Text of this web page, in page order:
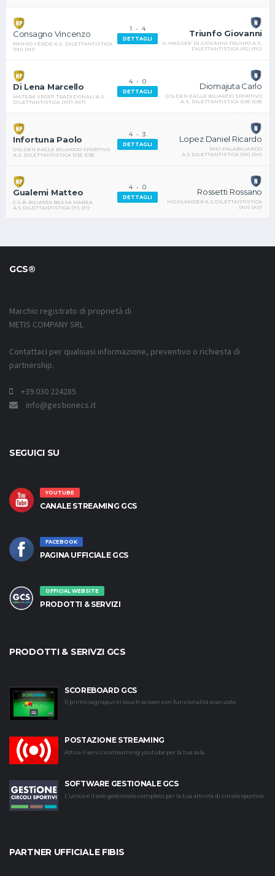
Consagno Vincenzo
PANNO VERDE A.S. DILETTANTISTICA
(MI) (MI)
1 - 4
DETTAGLI
Triunfo Giovanni
IL MASSEE' DI GIOVANNI TRUNFO A.S.
DILETTANTISTICA (FG) (FG)
Di Lena Marcello
MATERA SPORT TRADIZIONALI A.S.
DILETTANTISTICA (MT) (MT)
4- 0
DETTAGLI
Diomajuta Carlo
GOLDEN EAGLE BILIARDO SPORTIVO
A.S. DILETTANTISTICA (CB) (CB)
Infortuna Paolo
GOLDEN EAGLE BILIARDO SPORTIVO
A.S. DILETTANTISTICA (CB) (CB)
4-3
DETTAGLI
Lopez Daniel Ricardo
RHO PALABILIARDO
A.S.DILETTANTISTICA (MI) (MI)
Gualemi Matteo
C.S.B. BILIARDI BASSA MAREA
A.S.DILETTANTISTICA (FI) (FI)
4- 0
DETTAGLI
Rossetti Rossano
HIGHLANDER A.S.DILETTANTISTICA
(AV) (AV)
GCS®
Marchio registrato di proprietà di
METIS COMPANY SRL
Contattaci per qualsiasi informazione, preventivo o richiesta di
partnership.
+39 030 224285
info@gestionecs.it
SEGUICI SU
YOUTUBE
CANALE STREAMING GCS
FACEBOOK
PAGINA UFFICIALE GCS
OFFICIAL WEBSITE
PRODOTTI & SERVIZI
PRODOTTI & SERIVZI GCS
SCOREBOARD GCS
Il primo segnapunti touch-screen con funzionalità avanzate.
POSTAZIONE STREAMING
Attiva il servizio streaming youtube per la tua sala.
SOFTWARE GESTIONALE GCS
L’unico e il solo gestionale completo per la tua attività di circolo sportivo.
PARTNER UFFICIALE FIBIS